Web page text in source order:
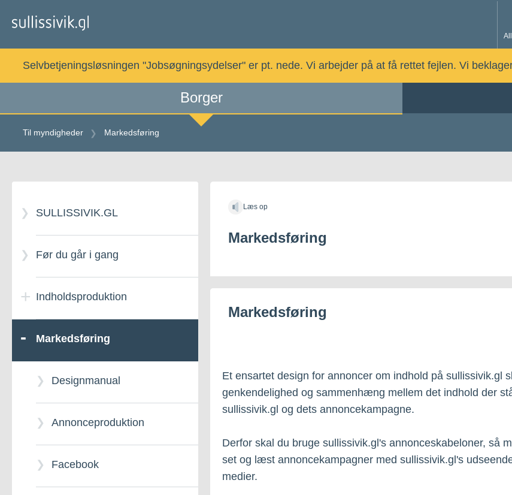
Selvbetjeningsløsningen "Jobsøgningsydelser" er pt. nede. Vi arbejder på at få rettet fejlen. Vi
Borger
Til myndigheder Markedsføring
SULLISSIVIK.GL
Før du går i gang
Indholdsproduktion
Markedsføring
Designmanual
Annonceproduktion
Facebook
Læs op
Markedsføring
Markedsføring
Et ensartet design for annoncer om indhold på sullissivik.gl
genkendelighed og sammenhæng mellem det indhold der
sullissivik.gl og dets annoncekampagne.
Derfor skal du bruge sullissivik.gl's annonceskabeloner, så
set og læst annoncekampagner med sullissivik.gl's
medier.